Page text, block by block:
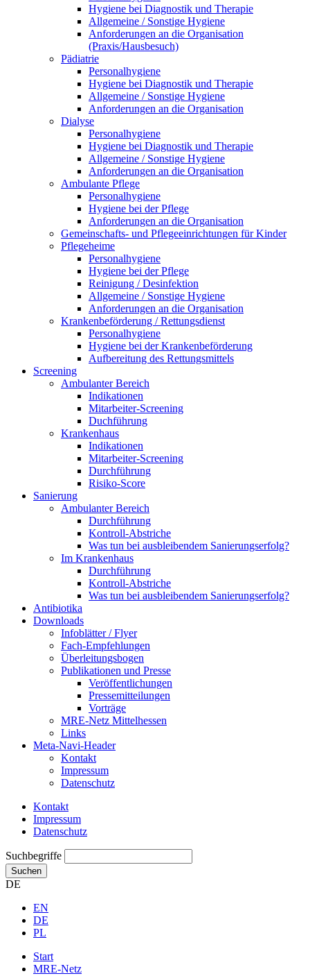
Hygiene bei Diagnostik und Therapie
Allgemeine / Sonstige Hygiene
Anforderungen an die Organisation
(Praxis/Hausbesuch)
Pädiatrie
Personalhygiene
Hygiene bei Diagnostik und Therapie
Allgemeine / Sonstige Hygiene
Anforderungen an die Organisation
Dialyse
Personalhygiene
Hygiene bei Diagnostik und Therapie
Allgemeine / Sonstige Hygiene
Anforderungen an die Organisation
Ambulante Pflege
Personalhygiene
Hygiene bei der Pflege
Anforderungen an die Organisation
Gemeinschafts- und Pflegeeinrichtungen für Kinder
Pflegeheime
Personalhygiene
Hygiene bei der Pflege
Reinigung / Desinfektion
Allgemeine / Sonstige Hygiene
Anforderungen an die Organisation
Krankenbeförderung / Rettungsdienst
Personalhygiene
Hygiene bei der Krankenbeförderung
Aufbereitung des Rettungsmittels
Screening
Ambulanter Bereich
Indikationen
Mitarbeiter-Screening
Duchführung
Krankenhaus
Indikationen
Mitarbeiter-Screening
Durchführung
Risiko-Score
Sanierung
Ambulanter Bereich
Durchführung
Kontroll-Abstriche
Was tun bei ausbleibendem Sanierungserfolg?
Im Krankenhaus
Durchführung
Kontroll-Abstriche
Was tun bei ausbleibendem Sanierungserfolg?
Antibiotika
Downloads
Infoblätter / Flyer
Fach-Empfehlungen
Überleitungsbogen
Publikationen und Presse
Veröffentlichungen
Pressemitteilungen
Vorträge
MRE-Netz Mittelhessen
Links
Meta-Navi-Header
Kontakt
Impressum
Datenschutz
Kontakt
Impressum
Datenschutz
Suchbegriffe
Suchen
DE
EN
DE
PL
Start
MRE-Netz